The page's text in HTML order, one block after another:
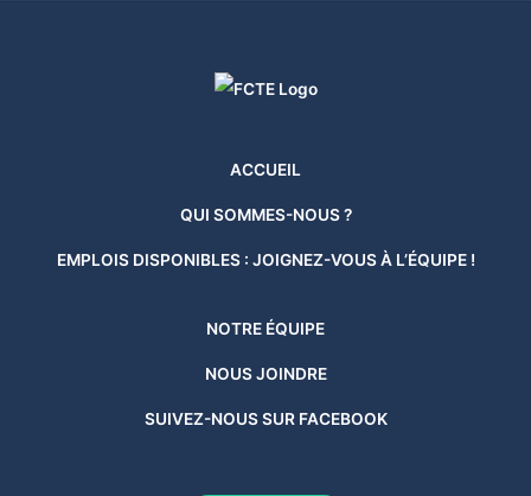
ACCUEIL
QUI SOMMES-NOUS ?
EMPLOIS DISPONIBLES : JOIGNEZ-VOUS À L’ÉQUIPE !
NOTRE ÉQUIPE
NOUS JOINDRE
SUIVEZ-NOUS SUR FACEBOOK